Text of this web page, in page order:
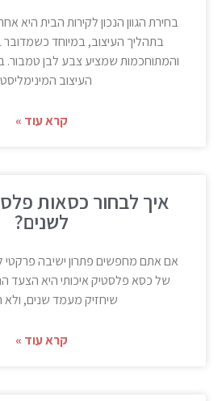
בחירת הגוון הנכון לקירות הבית היא
בתהליך העיצוב, במיוחד כשמדובר
העיצוב
קרא עוד »
איך לבחור כסאות
לשנים?
אם אתם מחפשים פתרון ישיבה פרקטי
של כסא פלסטיק איכותי היא הצעד
שיחזיק מעמד שנים, ולא
קרא עוד »